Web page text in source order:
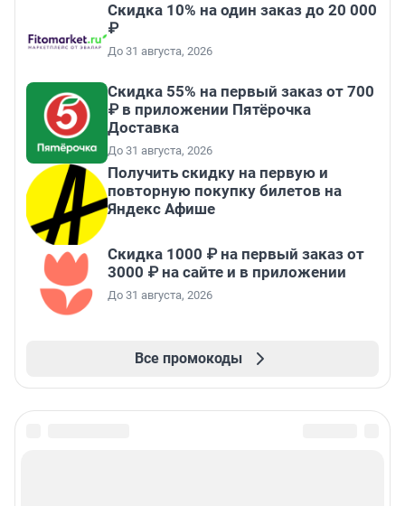
Скидка 10% на один заказ до 20 000
₽
До 31 августа, 2026
Скидка 55% на первый заказ от 700
₽ в приложении Пятёрочка
Доставка
До 31 августа, 2026
Получить скидку на первую и
повторную покупку билетов на
Яндекс Афише
Скидка 1000 ₽ на первый заказ от
3000 ₽ на сайте и в приложении
До 31 августа, 2026
Все промокоды